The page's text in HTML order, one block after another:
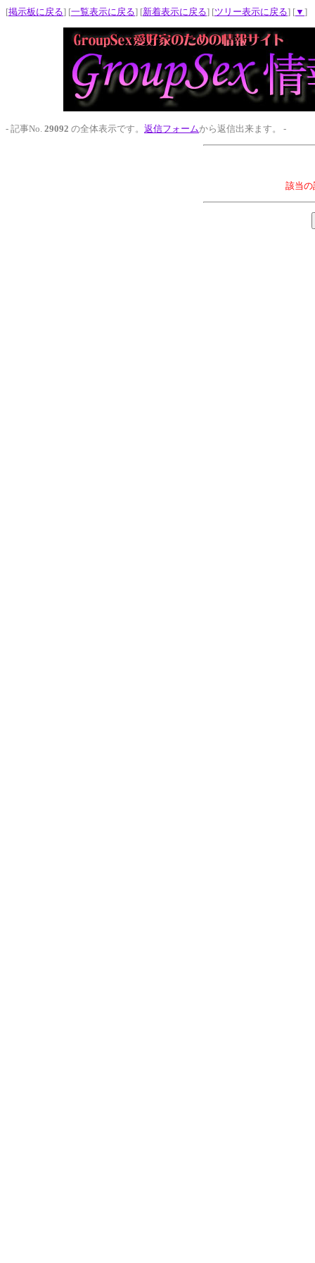
[掲示板に戻る] [一覧表示に戻る] [新着表示に戻る] [ツリー表示に戻る] [▼ ]
- 記事No. 29092 の全体表示です。 返信フォームから返信出来ます。 -
該当の